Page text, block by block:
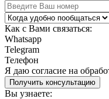
Как с Вами связаться:
Whatsapp
Telegram
Телефон
Я даю согласие на
Получить консультацию
Вы узнаете: